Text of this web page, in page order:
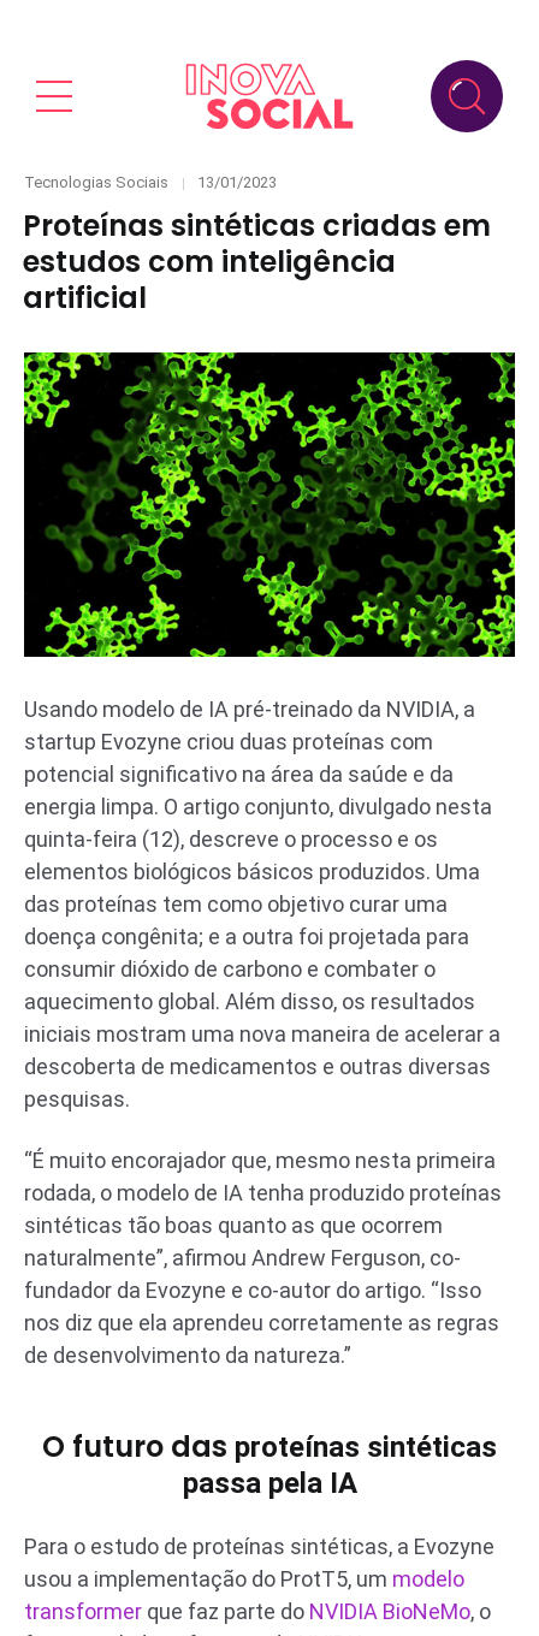
Categories
Tecnologias Sociais
Posted
13/01/2023
Proteínas sintéticas criadas em
estudos com inteligência
artificial
Usando modelo de IA pré-treinado da NVIDIA, a
startup Evozyne criou duas proteínas com
potencial significativo na área da saúde e da
energia limpa. O artigo conjunto, divulgado nesta
quinta-feira (12), descreve o processo e os
elementos biológicos básicos produzidos. Uma
das proteínas tem como objetivo curar uma
doença congênita; e a outra foi projetada para
consumir dióxido de carbono e combater o
aquecimento global. Além disso, os resultados
iniciais mostram uma nova maneira de acelerar a
descoberta de medicamentos e outras diversas
pesquisas.
“É muito encorajador que, mesmo nesta primeira
rodada, o modelo de IA tenha produzido proteínas
sintéticas tão boas quanto as que ocorrem
naturalmente”, afirmou Andrew Ferguson, co-
fundador da Evozyne e co-autor do artigo. “Isso
nos diz que ela aprendeu corretamente as regras
de desenvolvimento da natureza.”
O futuro das proteínas sintéticas
passa pela IA
Para o estudo de proteínas sintéticas, a Evozyne
usou a implementação do ProtT5, um modelo
transformer que faz parte do NVIDIA BioNeMo, o